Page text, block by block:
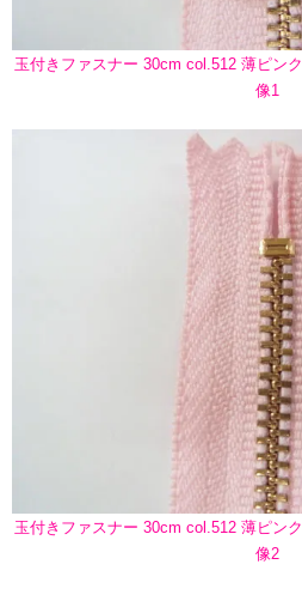
玉付きファスナー 30cm col.512 薄ピン
像1
玉付きファスナー 30cm col.512 薄ピン
像2